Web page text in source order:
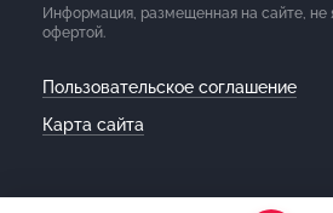
Информация, размещенная на сайте, не
офертой.
Пользовательское соглашение
Карта сайта